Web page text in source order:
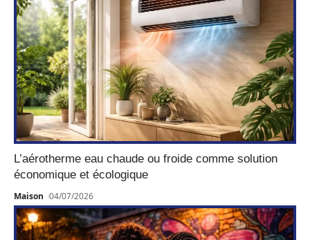
L’aérotherme eau chaude ou froide comme solution
économique et écologique
Maison 04/07/2026